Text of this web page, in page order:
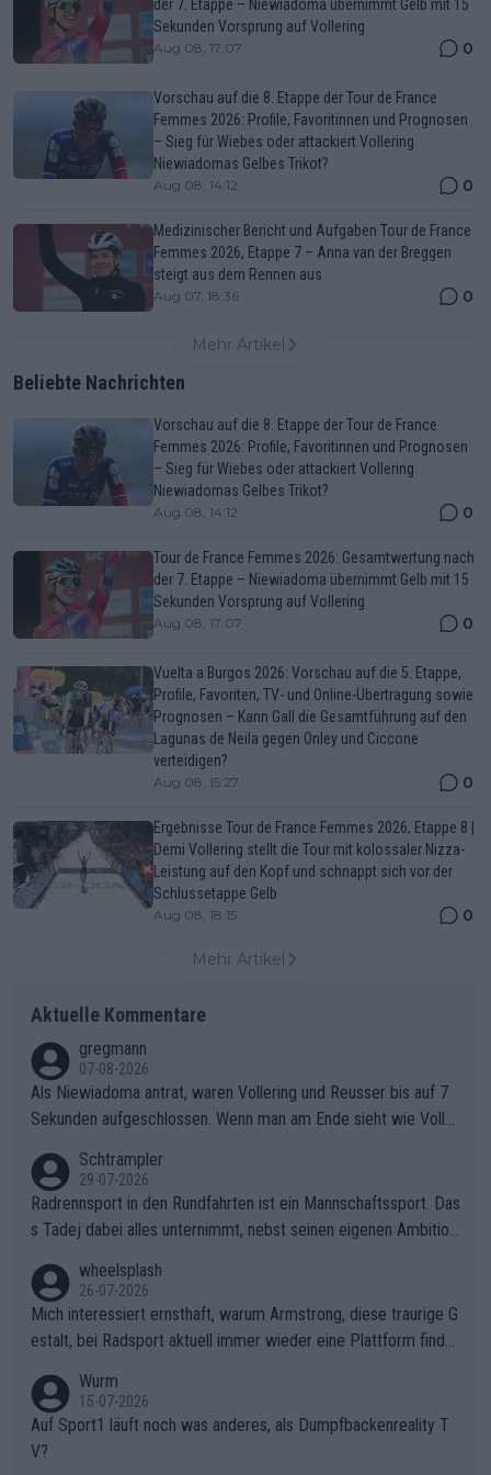
der 7. Etappe – Niewiadoma übernimmt Gelb mit 15
Sekunden Vorsprung auf Vollering
Aug 08, 17:07 0
Vorschau auf die 8. Etappe der Tour de France
Femmes 2026: Profile, Favoritinnen und Prognosen
– Sieg für Wiebes oder attackiert Vollering
Niewiadomas Gelbes Trikot?
Aug 08, 14:12 0
Medizinischer Bericht und Aufgaben Tour de France
Femmes 2026, Etappe 7 – Anna van der Breggen
steigt aus dem Rennen aus
Aug 07, 18:36 0
Mehr Artikel
Beliebte Nachrichten
Vorschau auf die 8. Etappe der Tour de France
Femmes 2026: Profile, Favoritinnen und Prognosen
– Sieg für Wiebes oder attackiert Vollering
Niewiadomas Gelbes Trikot?
Aug 08, 14:12 0
Tour de France Femmes 2026: Gesamtwertung nach
der 7. Etappe – Niewiadoma übernimmt Gelb mit 15
Sekunden Vorsprung auf Vollering
Aug 08, 17:07 0
Vuelta a Burgos 2026: Vorschau auf die 5. Etappe,
Profile, Favoriten, TV- und Online-Übertragung sowie
Prognosen – Kann Gall die Gesamtführung auf den
Lagunas de Neila gegen Onley und Ciccone
verteidigen?
Aug 08, 15:27 0
Ergebnisse Tour de France Femmes 2026, Etappe 8 |
Demi Vollering stellt die Tour mit kolossaler Nizza-
Leistung auf den Kopf und schnappt sich vor der
Schlussetappe Gelb
Aug 08, 18:15 0
Mehr Artikel
Aktuelle Kommentare
gregmann
07-08-2026
Als Niewiadoma antrat, waren Vollering und Reusser bis auf 7
Sekunden aufgeschlossen. Wenn man am Ende sieht wie Voller
ering die 7 Sekunden zu Niewiadoma nicht geschlossen hat un
d den Abstand hat anwachsen lassen. Ein schwerer taktischer
Fehler, der den Tour Sieg kosten wird.Diese Beobachtung trifft
Zögerlichkeit von Demi Vollering in diesem Moment war das e
ntscheidende Puzzleteil, das Katarzyna Niewiadoma die Tür z
um Gelben Trikot geöffnet hat.Das taktische Dilemma am Mon
t VentouxDie psychologische Falle: Vollering spekulierte in die
ser Phase darauf, dass Marlen Reusser im Gelben Trikot die N
achführarbeit leistet, um ihre Gesamtführung zu verteidigen.De
r Pokereinsatz: Anstatt die verbleibenden 7 Sekunden sofort s
elbst zuzufahren, verließ sich Vollering zu lange auf die Tempo
Schtrampler
29-07-2026
Radrennsport in den Rundfahrten ist ein Mannschaftssport. Das
s Tadej dabei alles unternimmt, nebst seinen eigenen Ambition
ganze Team auch mental stark zu machen und konkret am Erf
olg teilzuhaben, ist ihm ganz hoch anzurechnen. Das ist ein Zei
chen weit über den Radsport hinaus.
wheelsplash
26-07-2026
Mich interessiert ernsthaft, warum Armstrong, diese traurige G
estalt, bei Radsport aktuell immer wieder eine Plattform finde
Wurm
15-07-2026
Auf Sport1 läuft noch was anderes, als Dumpfbackenreality T
V?